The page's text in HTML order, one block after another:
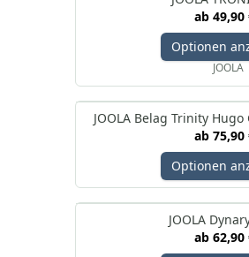
ab 49,90
Optionen
JOOLA
JOOLA Belag Trinity
ab 75,90
Optionen
JOOLA
ab 62,90